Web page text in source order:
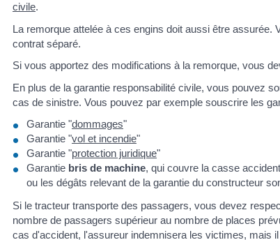
civile.
La remorque attelée à ces engins doit aussi être
contrat séparé.
Si vous apportez des modifications à la remorque, vous
En plus de la garantie responsabilité civile, vous pouvez
cas de sinistre. Vous pouvez par exemple souscrire les
Garantie "dommages"
Garantie "vol et incendie"
Garantie "protection juridique"
Garantie bris de machine, qui couvre la casse
ou les dégâts relevant de la garantie du constructeur
Si le tracteur transporte des passagers, vous devez
nombre de passagers supérieur au nombre de places
cas d'accident, l'assureur indemnisera les victimes, mais